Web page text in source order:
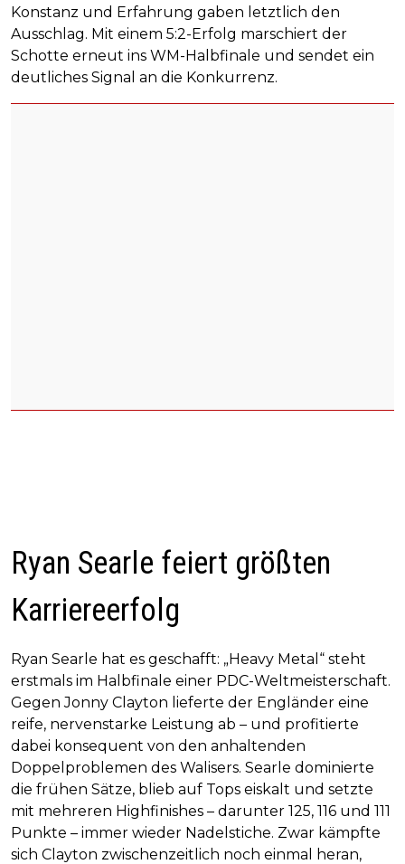
Konstanz und Erfahrung gaben letztlich den
Ausschlag. Mit einem 5:2-Erfolg marschiert der
Schotte erneut ins WM-Halbfinale und sendet ein
deutliches Signal an die Konkurrenz.
Ryan Searle feiert größten
Karriereerfolg
Ryan Searle hat es geschafft: „Heavy Metal“ steht
erstmals im Halbfinale einer PDC-Weltmeisterschaft.
Gegen Jonny Clayton lieferte der Engländer eine
reife, nervenstarke Leistung ab – und profitierte
dabei konsequent von den anhaltenden
Doppelproblemen des Walisers. Searle dominierte
die frühen Sätze, blieb auf Tops eiskalt und setzte
mit mehreren Highfinishes – darunter 125, 116 und 111
Punkte – immer wieder Nadelstiche. Zwar kämpfte
sich Clayton zwischenzeitlich noch einmal heran,